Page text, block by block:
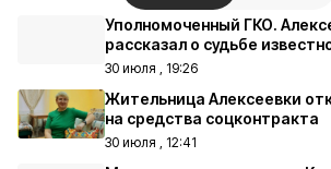
Уполномоченный ГКО.
рассказал о судьбе
30 июля , 19:26
Жительница Алексеевки
на средства соцконтракта
30 июля , 12:41